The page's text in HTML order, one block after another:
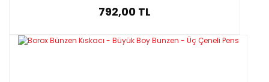
792,00 TL